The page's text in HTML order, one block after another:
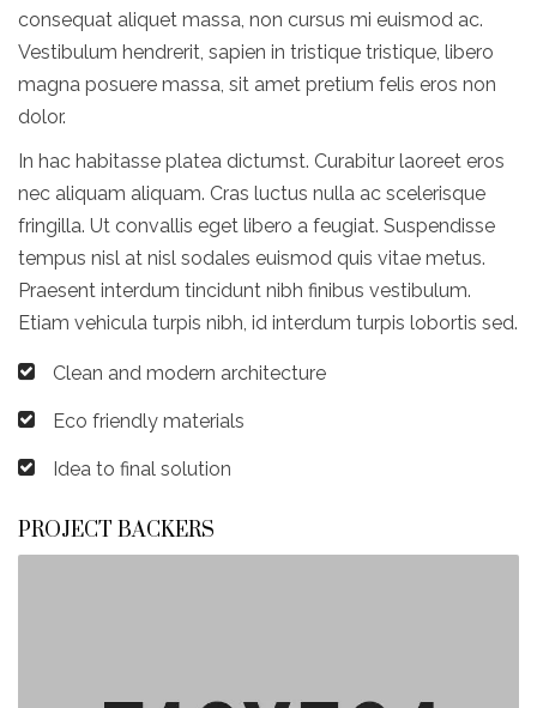
consequat aliquet massa, non cursus mi euismod ac.
Vestibulum hendrerit, sapien in tristique tristique, libero
magna posuere massa, sit amet pretium felis eros non
dolor.
In hac habitasse platea dictumst. Curabitur laoreet eros
nec aliquam aliquam. Cras luctus nulla ac scelerisque
fringilla. Ut convallis eget libero a feugiat. Suspendisse
tempus nisl at nisl sodales euismod quis vitae metus.
Praesent interdum tincidunt nibh finibus vestibulum.
Etiam vehicula turpis nibh, id interdum turpis lobortis sed.
Clean and modern architecture
Eco friendly materials
Idea to final solution
PROJECT BACKERS